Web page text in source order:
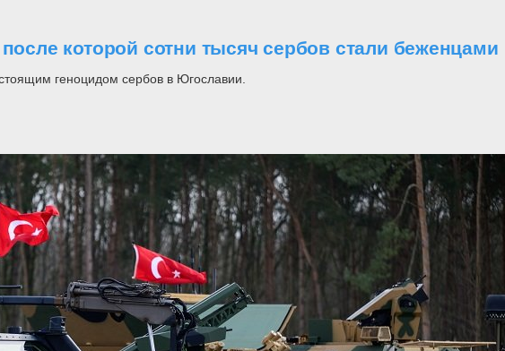
которой сотни тысяч сербов стали беженцами
геноцидом сербов в Югославии.